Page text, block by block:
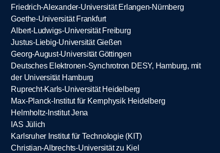
Friedrich-Alexander-Universität Erlangen-Nürnberg
Goethe-Universität Frankfurt
Albert-Ludwigs-Universität Freiburg
Justus-Liebig-Universität Gießen
Georg-August-Universität Göttingen
Deutsches Elektronen-Synchrotron DESY, Hamburg, mit
der Universität Hamburg
Ruprecht-Karls-Universität Heidelberg
Max-Planck-Institut für Kernphysik Heidelberg
Helmholtz-Institut Jena
IAS Jülich
Karlsruher Institut für Technologie (KIT)
Christian-Albrechts-Universität zu Kiel